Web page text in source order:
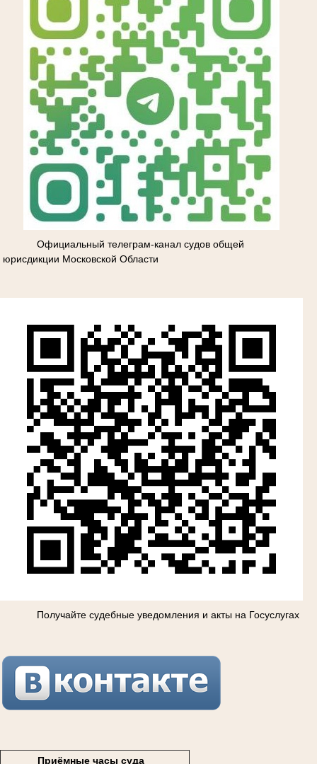
Официальный телеграм-канал судов общей
юрисдикции Московской Области
Получайте судебные уведомления и акты на Госуслугах
Приёмные часы суда